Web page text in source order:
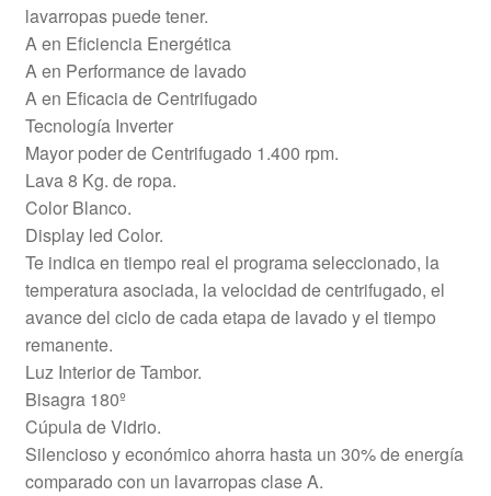
lavarropas puede tener.
A en Eficiencia Energética
A en Performance de lavado
A en Eficacia de Centrifugado
Tecnología Inverter
Mayor poder de Centrifugado 1.400 rpm.
Lava 8 Kg. de ropa.
Color Blanco.
Display led Color.
Te indica en tiempo real el programa seleccionado, la
temperatura asociada, la velocidad de centrifugado, el
avance del ciclo de cada etapa de lavado y el tiempo
remanente.
Luz Interior de Tambor.
Bisagra 180º
Cúpula de Vidrio.
Silencioso y económico ahorra hasta un 30% de energía
comparado con un lavarropas clase A.